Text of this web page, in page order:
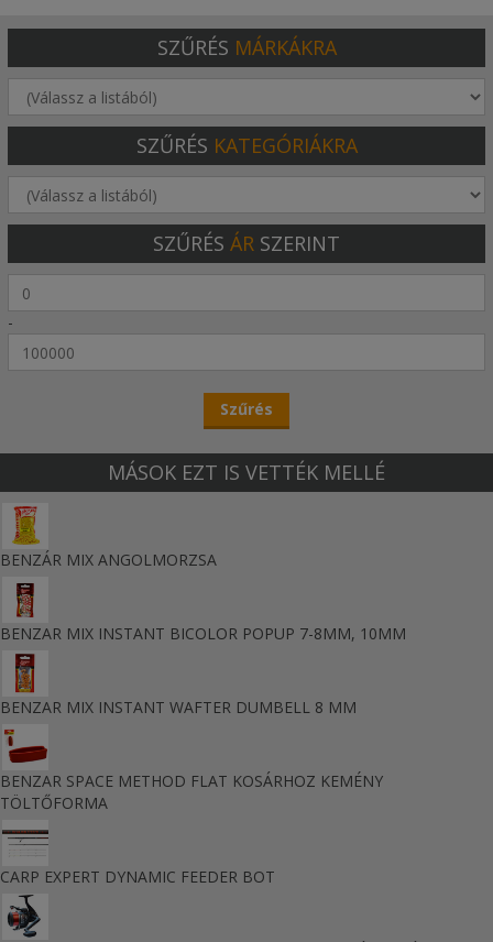
És mi a megfelelő sebesség?
Meg kell különböztetni álló-, és folyóvizet.
- Folyóvízen talán még egyszerűbb dolgunk van, hiszen a sodrás
már helyben tartott csalinál is ingerlő farok mozgást generál. Itt
a legnagyobb nehézséget az ólomfej méretének megválasztása
adja. Milyen sebességgel ül vissza a fenékre? Mennyire könnyű a
sodrással szemben megindítani?
Főleg folyóvízen eredményes.
- Állóvízen változnak a nézetek. Van, aki szerint, de egyébként
vize is válogatja, az egyenletes bevontatás az eredményes,
mások a fűrészfogas emelgetésre esküsznek, melyet vagy a
horgászbottal, vagy az orsó gyors tekerésével, majd
megállításával érnek el.
A jigfej behelyezésén is sok múlik, válasszunk akkora horgot,
hogy az öble szinte a test végéig érjen, így érhetjük el a
tökéletes akadást, a műcsali mozgásának tökéletes megtartása
mellett.
SZŰRÉS MÁRKÁKRA
SZŰRÉS KATEGÓRIÁKRA
SZŰRÉS ÁR SZERINT
-
MÁSOK EZT IS VETTÉK MELLÉ
BENZÁR MIX ANGOLMORZSA
BENZAR MIX INSTANT BICOLOR POPUP 7-8MM, 10MM
BENZAR MIX INSTANT WAFTER DUMBELL 8 MM
BENZAR SPACE METHOD FLAT KOSÁRHOZ KEMÉNY
TÖLTŐFORMA
CARP EXPERT DYNAMIC FEEDER BOT